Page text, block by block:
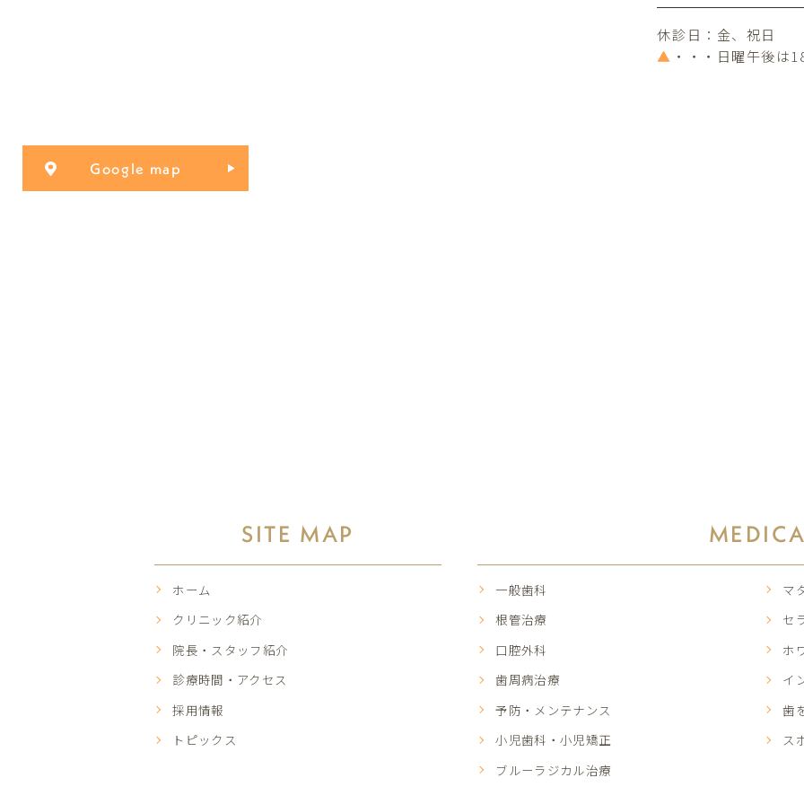
休診日：金、祝日
▲ ・・・日曜午後は
Google map
SITE MAP
ホーム
クリニック紹介
院長・スタッフ紹介
診療時間・アクセス
採用情報
トピックス
一般歯科
根管治療
口腔外科
歯周病治療
予防・メンテナンス
小児歯科・小児矯正
ブルーラジカル治療
マ
セ
ホ
イ
歯
ス